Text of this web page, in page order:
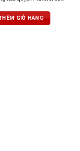
và mocha kéo dài, để
khó phai
GIỎ HÀNG